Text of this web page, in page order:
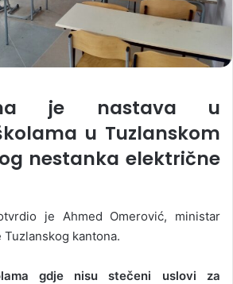
je nastava u
u Tuzlanskom
nestanka električne
je Ahmed Omerović, ministar
kantona.
gdje nisu stečeni uslovi za